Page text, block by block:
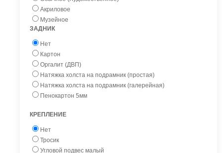
Акриловое
Музейное
ЗАДНИК
Нет
Картон
Оргалит (ДВП)
Натяжка холста на подрамник (простая)
Натяжка холста на подрамник (галерейная)
Пенокартон 5мм
КРЕПЛЕНИЕ
Нет
Тросик
Угловой подвес малый